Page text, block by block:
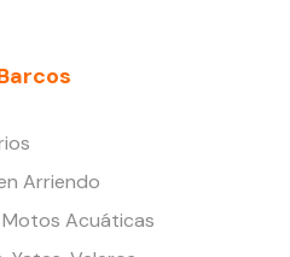
Arriendo
Acuáticas